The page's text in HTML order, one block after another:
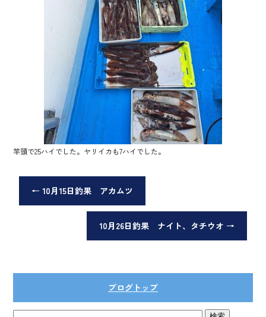
竿頭で25ハイでした。ヤリイカも7ハイでした。
← 10月15日釣果 アカムツ
10月26日釣果 ナイト、タチウオ →
ブログトップ